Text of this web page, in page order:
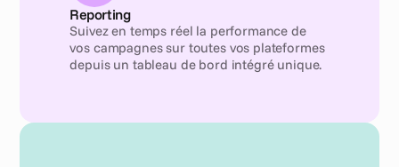
Reporting
Suivez en temps réel la performance de
vos campagnes sur toutes vos plateformes
depuis un tableau de bord intégré unique.